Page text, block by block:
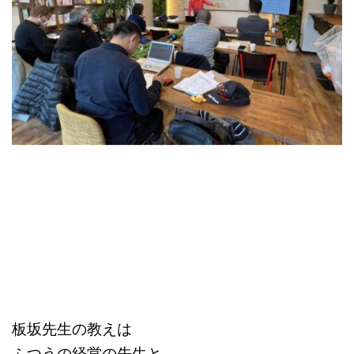
板坂先生の教えは